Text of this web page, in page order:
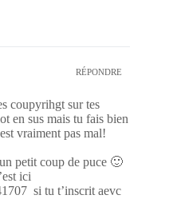
RÉPONDRE
coupyrihgt sur tes
en sus mais tu fais bien
vraiment pas mal!
petit coup de puce 🙂
ici
si tu t’inscrit aevc